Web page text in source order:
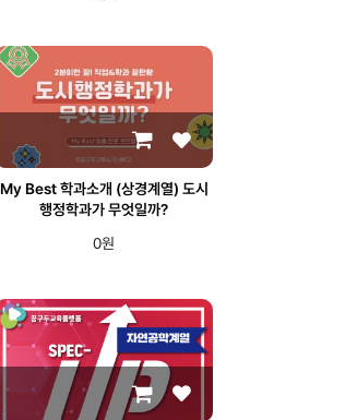
My Best 학과소개 (상경계열) 도시
행정학과가 무엇일까?
0원